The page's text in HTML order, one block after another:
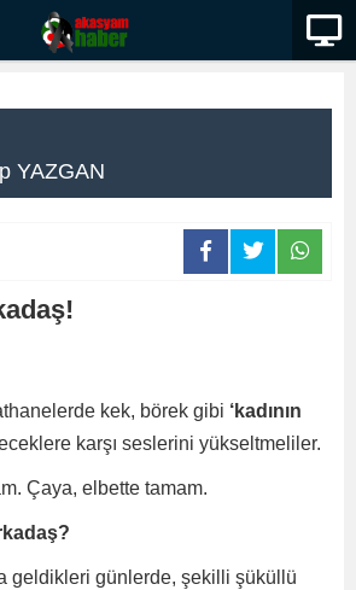
YAZGAN
kek, börek gibi ‘kadının
karşı seslerini yükseltmeliler.
Çaya, elbette tamam.
geldikleri günlerde, şekilli şüküllü